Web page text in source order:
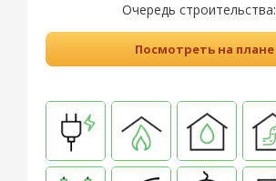
Очередь строительства:
Посмотреть на плане